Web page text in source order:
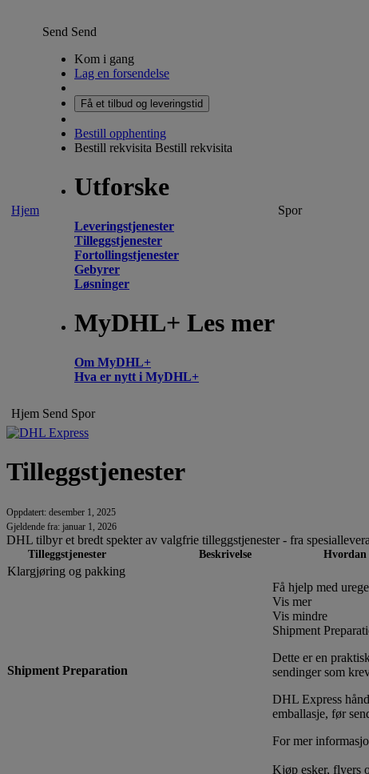
Hjem
Send Send
Kom i gang
Lag en forsendelse
Få et tilbud og leveringstid
Bestill opphenting
Bestill rekvisita Bestill rekvisita
Utforske
Leveringstjenester
Tilleggstjenester
Fortollingstjenester
Gebyrer
Løsninger
MyDHL+ Les mer
Om MyDHL+
Hva er nytt i MyDHL+
Spor
Hjem Send Spor
Tilleggstjenester
Oppdatert: desember 1, 2025
Gjeldende fra: januar 1, 2026
DHL tilbyr et bredt spekter av valgfrie tilleggstjenester - fra
Tilleggstjenester Beskrivelse Hvordan
Klargjøring og pakking
Shipment Preparation
Få hjelp med
Vis mer
Vis mindre
Shipment
Dette er en
sendinger som
DHL Express
emballasje, før
For mer
Kjøp esker, flyers